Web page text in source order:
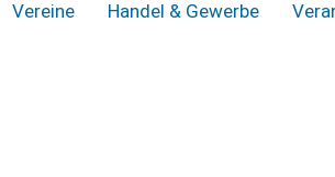
Vereine Handel & Gewerbe